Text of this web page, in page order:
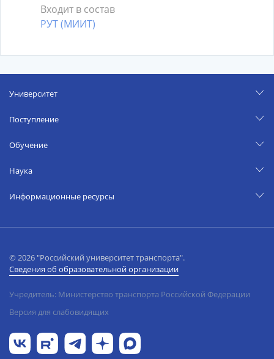
Входит в состав
РУТ (МИИТ)
Университет
Поступление
Обучение
Наука
Информационные ресурсы
© 2026 "Российский университет транспорта".
Сведения об образовательной организации
Учредитель: Министерство транспорта Российской Федерации
Версия для слабовидящих